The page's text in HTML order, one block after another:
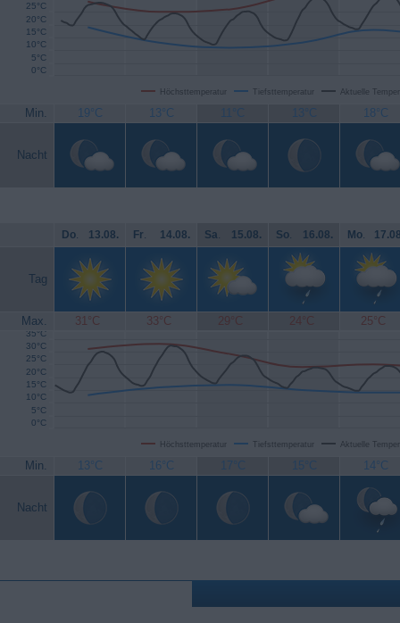
Höchsttemperatur Tiefsttemperatur Aktuelle
0°C
5°C
10°C
15°C
20°C
25°C
Min. 19°C 13°C 11°C 13°C 18°C
Nacht
Do. 13.08. Fr. 14.08. Sa. 15.08. So. 16.08. Mo.
Tag
Max. 31°C 33°C 29°C 24°C 25°C
Höchsttemperatur Tiefsttemperatur Aktuelle
0°C
5°C
10°C
15°C
20°C
25°C
30°C
35°C
Min. 13°C 16°C 17°C 15°C 14°C
Nacht